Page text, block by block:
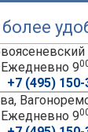
Ежедневно 9
+7 (495) 150-
Ежедневно 9